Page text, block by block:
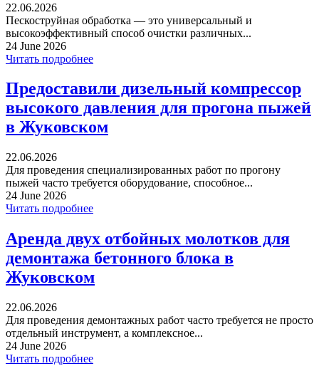
22.06.2026
Пескоструйная обработка — это универсальный и
высокоэффективный способ очистки различных...
24 June 2026
Читать подробнее
Предоставили дизельный компрессор
высокого давления для прогона пыжей
в Жуковском
22.06.2026
Для проведения специализированных работ по прогону
пыжей часто требуется оборудование, способное...
24 June 2026
Читать подробнее
Аренда двух отбойных молотков для
демонтажа бетонного блока в
Жуковском
22.06.2026
Для проведения демонтажных работ часто требуется не просто
отдельный инструмент, а комплексное...
24 June 2026
Читать подробнее